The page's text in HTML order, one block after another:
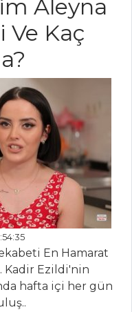
Aleyna
Ve Kaç
En Hamarat
Kadir Ezildi'nin
hafta içi her gün